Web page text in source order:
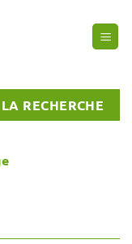
RECHERCHE